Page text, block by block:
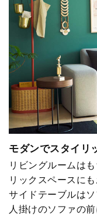
モダンでスタイリ
リビングルームは
リックスペースに
サイドテーブルは
人掛けのソファの